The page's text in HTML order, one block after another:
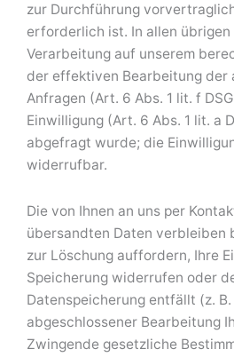
zur Durchführung
erforderlich ist. In allen
Verarbeitung auf unserem
der effektiven Bearbeitung der
Anfragen (Art. 6 Abs. 1 lit. f
Einwilligung (Art. 6 Abs. 1 lit. a
abgefragt wurde; die
widerrufbar.
Die von Ihnen an uns per
übersandten Daten verbleiben
zur Löschung auffordern, Ihre
Speicherung widerrufen oder
Datenspeicherung entfällt (z. B.
abgeschlossener Bearbeitung
Zwingende gesetzliche